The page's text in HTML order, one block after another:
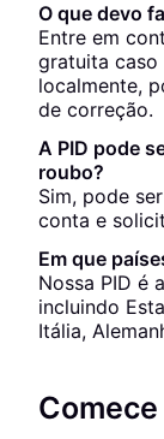
O que devo
Entre em
gratuita caso
localmente,
de correção.
A PID pode
roubo?
Sim, pode
conta e
Em que
Nossa PID é
incluindo
Itália,